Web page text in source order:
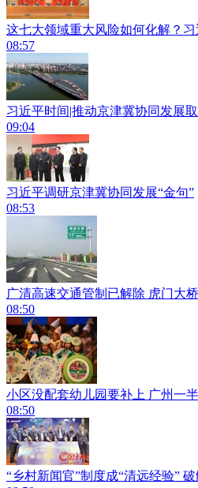
这七大领域重大风险如何化解？
08:57
习近平时间|推动京津冀协同发展
09:04
习近平调研京津冀协同发展“金句”
08:53
广清高速交通管制已解除 虎门大
08:50
小区没配套幼儿园要补上 广州一
08:50
“乡村新闻官”制度成“清远经验”